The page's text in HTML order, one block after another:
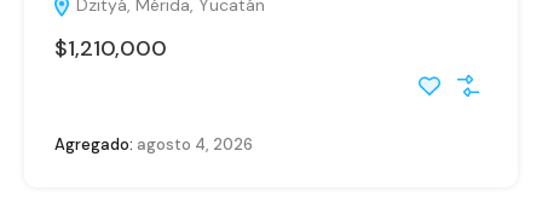
Dzityá, Mérida, Yucatán
$1,210,000
Agregado: agosto 4, 2026